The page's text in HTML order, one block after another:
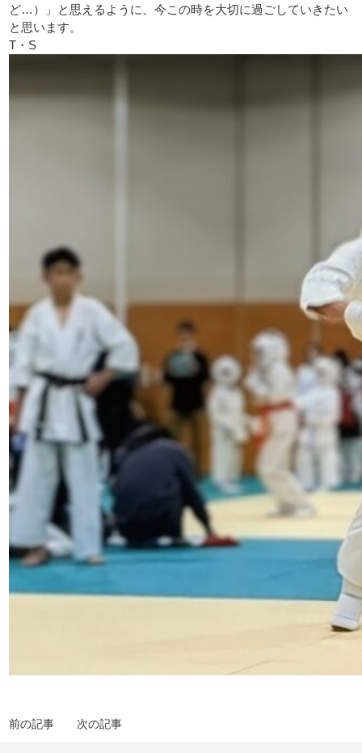
ど…）」と思えるように、今この時を大切に過ごしていきたい
と思います。
T・S
前の記事 次の記事